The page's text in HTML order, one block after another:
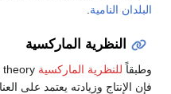
البلدان النامية
النظرية الماركسية
وطبقاً للنظرية الماركسية
فإن الإنتاج وزيادته يعتمد على